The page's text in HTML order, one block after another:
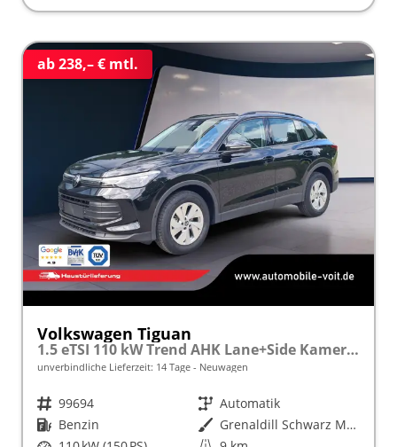
ab 238,– € mtl.
Volkswagen Tiguan
1.5 eTSI 110 kW Trend AHK Lane+Side Kamera VZE
unverbindliche Lieferzeit: 14 Tage Neuwagen
Fahrzeugnr. 99694 Getriebe Automatik
Kraftstoff Benzin Außenfarbe
Grenaldill Schwarz Metallic